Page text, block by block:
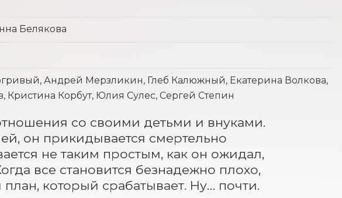
Белякова
Андрей Мерзликин, Глеб Калюжный, Екатерина Волкова,
Корбут, Юлия Сулес, Сергей Степин
со своими детьми и внуками.
он прикидывается смертельно
не таким простым, как он ожидал,
все становится безнадежно плохо,
план, который срабатывает. Ну… почти.